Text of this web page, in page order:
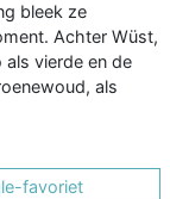
bleek ze
Achter Wüst,
als vierde en de
als
favoriet